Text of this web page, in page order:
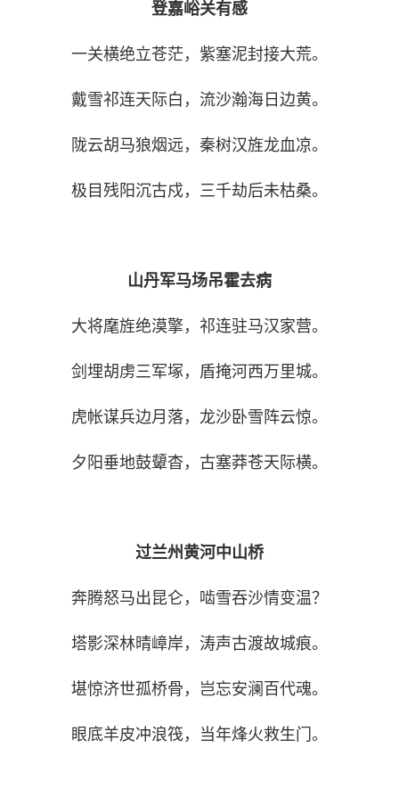
登嘉峪关有感
一关横绝立苍茫，紫塞泥封接大荒。
戴雪祁连天际白，流沙瀚海日边黄。
陇云胡马狼烟远，秦树汉旌龙血凉。
极目残阳沉古戍，三千劫后未枯桑。
山丹军马场吊霍去病
大将麾旌绝漠擎，祁连驻马汉家营。
剑埋胡虏三军塚，盾掩河西万里城。
虎帐谋兵边月落，龙沙卧雪阵云惊。
夕阳垂地鼓顰杳，古塞莽苍天际横。
过兰州黄河中山桥
奔腾怒马出昆仑，啮雪吞沙情变温？
塔影深林晴嶂岸，涛声古渡故城痕。
堪惊济世孤桥骨，岂忘安澜百代魂。
眼底羊皮冲浪筏，当年烽火救生门。